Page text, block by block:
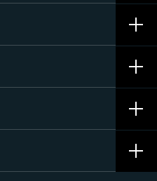
士養成コース
コプタータービン専攻］